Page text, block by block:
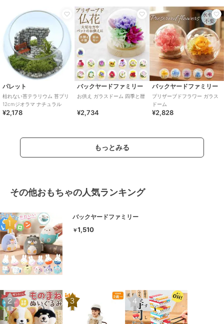
パレット
枯れない苔テラリウム 苔プリ
12cmジオラマ ナチュラル
¥2,178
バックヤードファミリー
お供え ガラスドーム 四季と暦
¥2,734
バックヤードファミリー
プリザーブドフラワー ガラス
ドーム
¥2,828
もっとみる
その他おもちゃの人気ランキング
バックヤードファミリー
￥1,510